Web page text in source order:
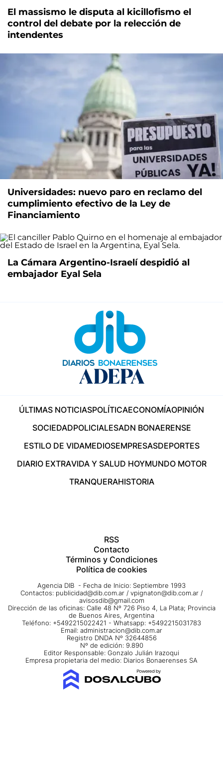
El massismo le disputa al kicillofismo el
control del debate por la relección de
intendentes
Universidades: nuevo paro en reclamo del
cumplimiento efectivo de la Ley de
Financiamiento
La Cámara Argentino-Israelí despidió al
embajador Eyal Sela
ÚLTIMAS NOTICIASPOLÍTICAECONOMÍAOPINIÓN
SOCIEDADPOLICIALESADN BONAERENSE
ESTILO DE VIDAMEDIOSEMPRESASDEPORTES
DIARIO EXTRAVIDA Y SALUD HOYMUNDO MOTOR
TRANQUERAHISTORIA
RSS
Contacto
Términos y Condiciones
Política de cookies
Agencia DIB - Fecha de Inicio: Septiembre 1993
Contactos: publicidad@dib.com.ar / vpignaton@dib.com.ar /
avisosdib@gmail.com
Dirección de las oficinas: Calle 48 Nº 726 Piso 4, La Plata; Provincia
de Buenos Aires, Argentina
Teléfono: +5492215022421 - Whatsapp: +5492215031783
Email: administracion@dib.com.ar
Registro DNDA Nº 32644856
Nº de edición: 9.890
Editor Responsable: Gonzalo Julián Irazoqui
Empresa propietaria del medio: Diarios Bonaerenses SA